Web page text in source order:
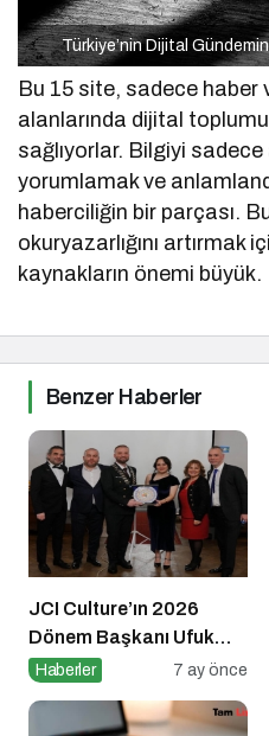
Türkiye’nin Dijital
Bu 15 site, sadece haber
alanlarında dijital
sağlıyorlar. Bilgiyi
yorumlamak ve
haberciliğin bir parçası.
okuryazarlığını artırmak
kaynakların önemi büyük.
Benzer Haberler
JCI Culture’ın 2026
Dönem Başkanı Ufuk
Can Ay Oldu
Haberler 7 ay önce